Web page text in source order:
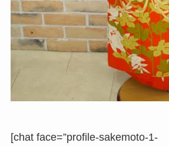
[chat face=”profile-sakemoto-1-